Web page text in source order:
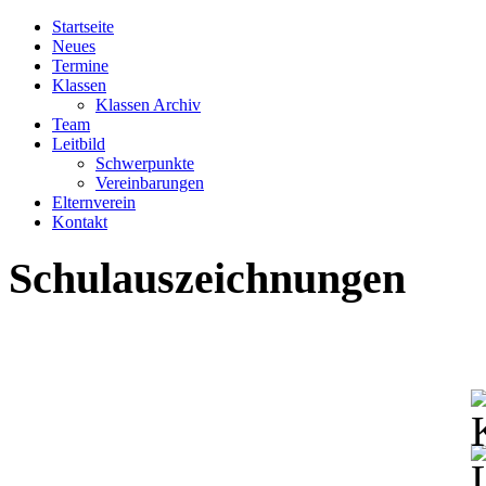
Startseite
Neues
Termine
Klassen
Klassen Archiv
Team
Leitbild
Schwerpunkte
Vereinbarungen
Elternverein
Kontakt
Schulauszeichnungen